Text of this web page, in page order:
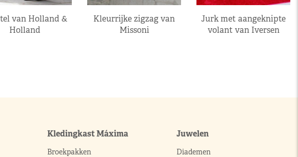
van Holland &
Holland
Kleurrijke zigzag van
Missoni
Jurk met aangeknipte
volant van Iversen
Kledingkast Máxima
Broekpakken
Juwelen
Diademen